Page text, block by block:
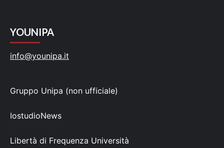
YOUNIPA
info@younipa.it
Gruppo Unipa (non ufficiale)
IostudioNews
Libertà di Frequenza Università